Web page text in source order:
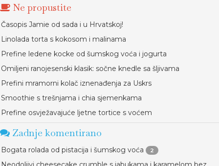
Ne propustite
Časopis Jamie od sada i u Hrvatskoj!
Linolada torta s kokosom i malinama
Prefine ledene kocke od šumskog voća i jogurta
Omiljeni ranojesenski klasik: sočne knedle sa šljivama
Prefini mramorni kolač iznenađenja za Uskrs
Smoothie s trešnjama i chia sjemenkama
Prefine osvježavajuće ljetne tortice s voćem
Zadnje komentirano
Bogata rolada od pistacija i šumskog voća 2